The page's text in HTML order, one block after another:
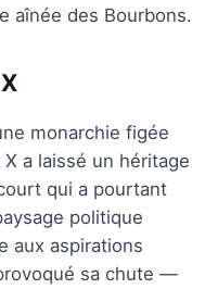
aînée des Bourbons.
monarchie figée
a laissé un héritage
qui a pourtant
politique
aux aspirations
sa chute —